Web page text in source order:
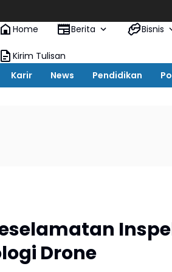
Home
Berita Bisnis
Kirim Tulisan
Karir News Pendidikan
Drone